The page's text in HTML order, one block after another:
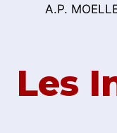
A.P.
Les